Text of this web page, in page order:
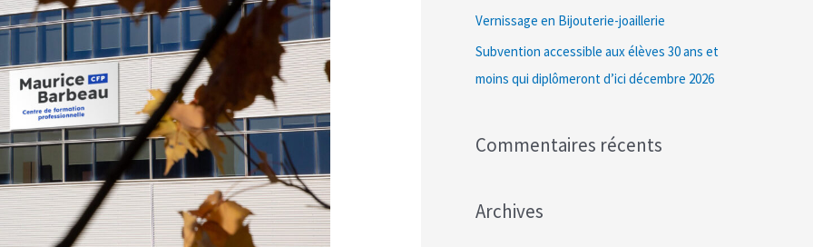
Vernissage en Bijouterie-joaillerie
Subvention accessible aux élèves 30 ans et
moins qui diplômeront d’ici décembre 2026
Commentaires récents
Archives